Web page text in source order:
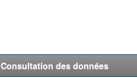
Consultation des données